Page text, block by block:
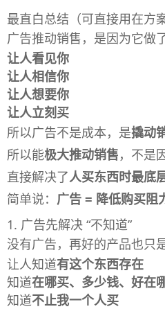
最直白总结（可直接用在方案
广告推动销售，是因为它做
让人看见你
让人相信你
让人想要你
让人立刻买
所以广告不是成本，是撬动
所以能极大推动销售 ，不是
直接解决了人买东西时最底
简单说： 广告 = 降低购买阻
1. 广告先解决 “不知道”
没有广告，再好的产品也只
让人知道有这个东西存在
知道在哪买、多少钱、好在
知道不止我一个人买